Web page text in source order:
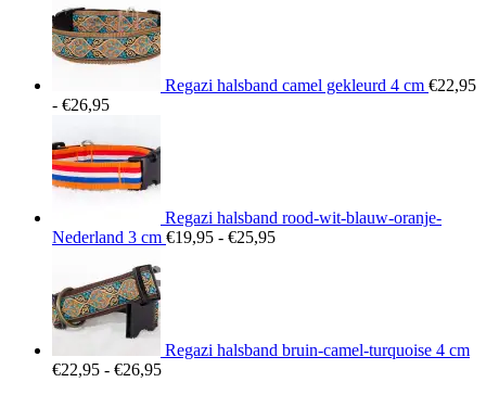
Regazi halsband camel gekleurd 4 cm €22,95
- €26,95Prijsklasse:
tot
€26,95
Regazi halsband rood-wit-blauw-oranje-
Nederland 3 cm €19,95 - €25,95Prijsklasse:
Regazi halsband bruin-camel-turquoise 4 cm
€22,95 - €26,95Prijsklasse: